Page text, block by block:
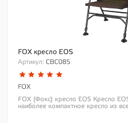
FOX кресло EOS
Артикул: CBC085
FOX
FOX (Фокс) кресло EOS Кресло
наиболее компактное кресло из